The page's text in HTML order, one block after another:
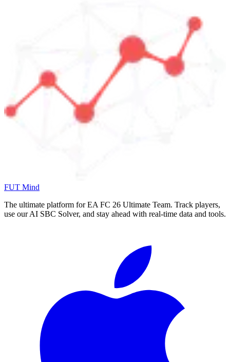
FUT Mind
The ultimate platform for EA FC 26 Ultimate Team. Track players,
use our AI SBC Solver, and stay ahead with real-time data and tools.